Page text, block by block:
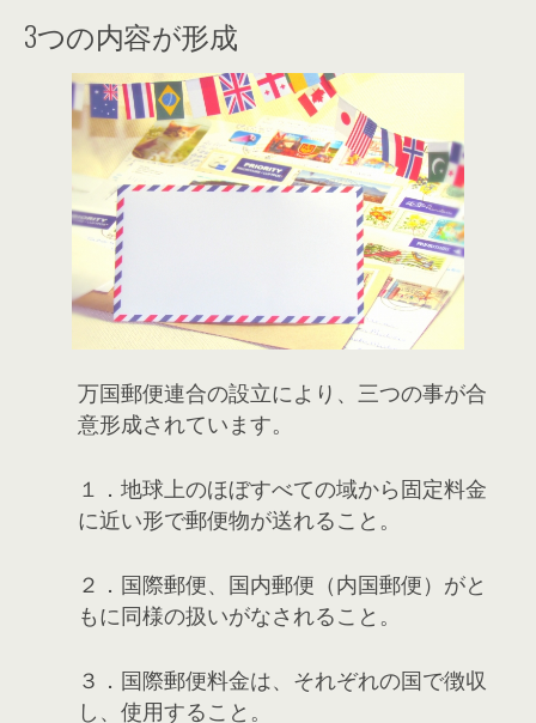
3つの内容が形成
万国郵便連合の設立により、三つの事が合
意形成されています。
１．地球上のほぼすべての域から固定料金
に近い形で郵便物が送れること。
２．国際郵便、国内郵便（内国郵便）がと
もに同様の扱いがなされること。
３．国際郵便料金は、それぞれの国で徴収
し、使用すること。